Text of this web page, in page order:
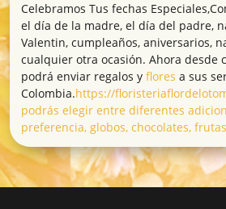
Celebramos Tus fechas
el día de la madre, el día del padre,
Valentin, cumpleaños, aniversarios,
cualquier otra ocasión. Ahora
podrá enviar regalos y flores a sus
Colombia.https://
podrás elegir entre diferentes
preferencia, globos, chocolates,